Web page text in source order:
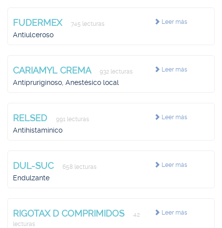
Leer más
FUDERMEX 745 lecturas
Antiulceroso
Leer más
CARIAMYL CREMA 932 lecturas
Antipruriginoso, Anestésico local
Leer más
RELSED 991 lecturas
Antihistaminico
Leer más
DUL-SUC 658 lecturas
Endulzante
Leer más
RIGOTAX D COMPRIMIDOS
42
lecturas